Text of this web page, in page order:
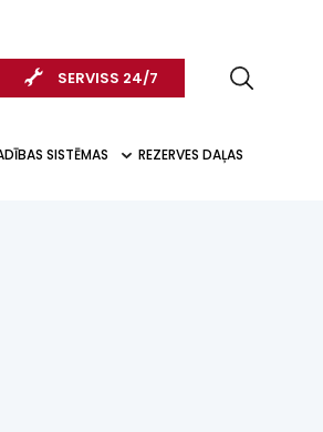
SERVISS 24/7
SISTĒMAS REZERVES DAĻAS